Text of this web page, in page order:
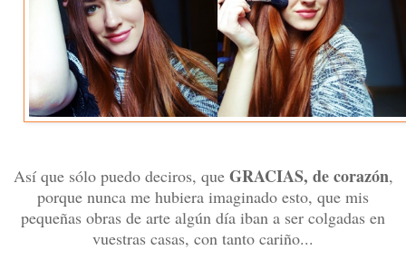
Así que sólo puedo deciros, que GRACIAS, de corazón,
porque nunca me hubiera imaginado esto, que mis
pequeñas obras de arte algún día iban a ser colgadas en
vuestras casas, con tanto cariño...